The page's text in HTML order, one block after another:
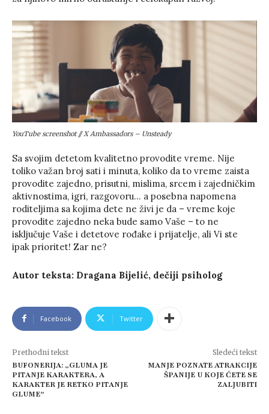
YouTube screenshot // X Ambassadors – Unsteady
Sa svojim detetom kvalitetno provodite vreme. Nije
toliko važan broj sati i minuta, koliko da to vreme zaista
provodite zajedno, prisutni, mislima, srcem i zajedničkim
aktivnostima, igri, razgovoru… a posebna napomena
roditeljima sa kojima dete ne živi je da – vreme koje
provodite zajedno neka bude samo Vaše – to ne
isključuje Vaše i detetove rođake i prijatelje, ali Vi ste
ipak prioritet! Zar ne?
Autor teksta: Dragana Bijelić, dečiji psiholog
Facebook Twitter
Prethodni tekst
BUFONERIJA: „GLUMA JE
PITANJE KARAKTERA, A
KARAKTER JE RETKO PITANJE
GLUME“
Sledeći tekst
MANJE POZNATE ATRAKCIJE
ŠPANIJE U KOJE ĆETE SE
ZALJUBITI